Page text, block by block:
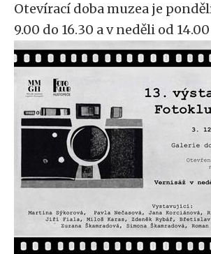
Otevírací doba muzea je
9.00 do 16.30 a v neděli od 14.00